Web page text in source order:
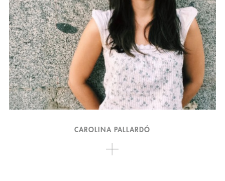
CAROLINA PALLARDÓ